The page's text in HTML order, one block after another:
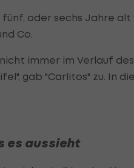
fünf, oder sechs Jahre
Co.
nicht immer im Verlauf
gab "Carlitos" zu. In
es aussieht